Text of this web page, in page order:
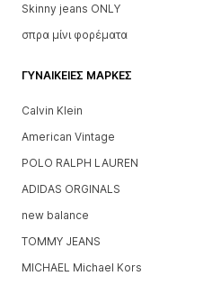
Skinny jeans ONLY
σπρα μίνι φορέματα
ΓΥΝΑΙΚΕΊΕΣ ΜΆΡΚΕΣ
Calvin Klein
American Vintage
POLO RALPH LAUREN
ADIDAS ORGINALS
new balance
TOMMY JEANS
MICHAEL Michael Kors